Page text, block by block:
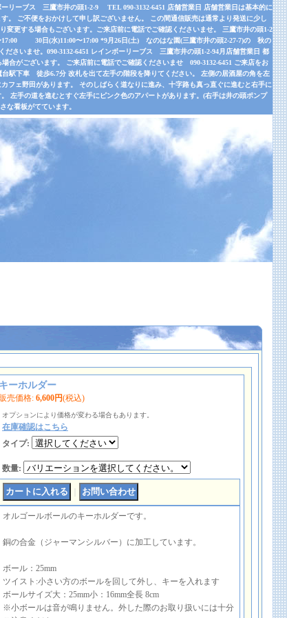
リーブス 三鷹市井の頭1-2-9 TEL 090-3132-6451 店舗営業日 店舗営業日は基本的に
ご不便をおかけして申し訳ございません。 この間通信販売は通常より発送に少し
更する場合もございます。ご来店前に電話でご確認くださいませ。 三鷹市井の頭1-2
30日(水)11:00〜17:00 *9月26日(土) なのはな園(三鷹市井の頭2-27-7)の 秋の
さいませ。090-3132-6451 レインボーリーブス 三鷹市井の頭1-2-94月店舗営業日 都
合がございます。 ご来店前に電話でご確認くださいませ 090-3132-6451 ご来店をお
駅下車 徒歩6.7分 改札を出て左手の階段を降りてください。 左側の居酒屋の角を左
フェ野田があります。 そのしばらく道なりに進み、十字路も真っ直ぐに進むと右手に
左手の道を進むとすぐ左手にピンク色のアパートがあります。(右手は井の頭ポンプ
な看板がてています。
キーホルダー
売価格: 6,600円(税込)
オプションにより価格が変わる場合もあります。
在庫確認はこちら
タイプ:
数量:
オルゴールボールのキーホルダーです。
銅の合金（ジャーマンシルバー）に加工しています。
ボール：25mm
ツイスト:小さい方のボールを回して外し、キーを入れます
ボールサイズ大：25mm小：16mm全長 8cm
※小ボールは音が鳴りません。外した際のお取り扱いには十分